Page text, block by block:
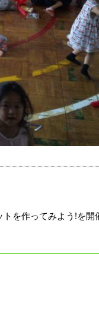
を作ってみよう!を開